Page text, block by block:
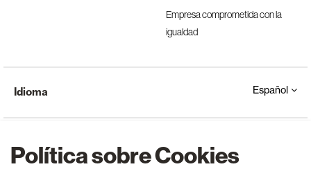
Política sobre Cookies
Empresa comprometida con la
igualdad
Idioma Español